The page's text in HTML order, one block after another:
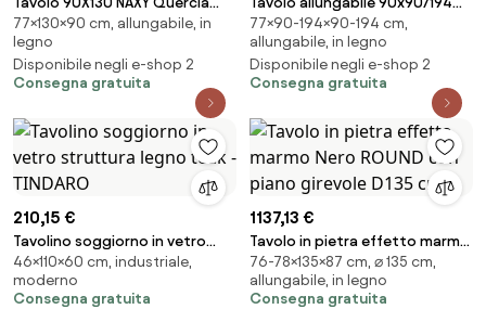
Natura allungabile a 390 cm
77×130×90 cm, allungabile, in
legno
Disponibile negli e-shop 2
Consegna gratuita
cm Clerk piano Cemento -
gambe Bianche
77×90-194×90-194 cm,
allungabile, in legno
Disponibile negli e-shop 2
Consegna gratuita
210,15 €
Tavolino soggiorno in vetro
struttura legno teak - TINDARO
46×110×60 cm, industriale,
moderno
Consegna gratuita
1137,13 €
Tavolo in pietra effetto marmo
Nero ROUND con piano girevole
D135 cm
76-78×135×87 cm, ⌀ 135 cm,
allungabile, in legno
Consegna gratuita